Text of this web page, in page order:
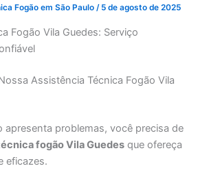
Fogão em São Paulo/ 5 de agosto de 2025
Fogão Vila Guedes: Serviço
Assistência Técnica Fogão Vila
apresenta problemas, você precisa de
fogão Vila Guedes que ofereça
eficazes.